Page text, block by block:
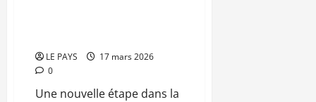
valeurs
LE PAYS
17 mars 2026
0
Une nouvelle étape dans la